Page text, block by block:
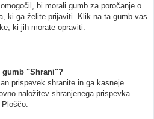
bi morali gumb za poročanje o
ki ga želite prijaviti. Klik na ta gumb vas
ki jih morate opraviti.
gumb "Shrani"?
prispevek shranite in ga kasneje
naložitev shranjenega prispevka
Ploščo.